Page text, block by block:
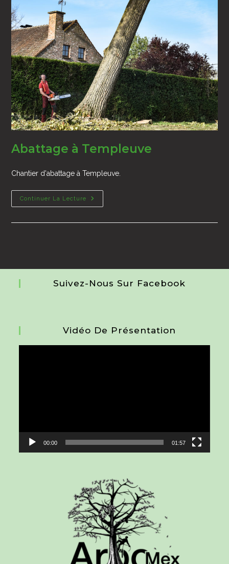
Abattage à Templeuve
Chantier d'abattage à Templeuve.
Continuer La Lecture
Abattage
À
Suivez-Nous Sur Facebook
Vidéo De Présentation
00:00 01:57